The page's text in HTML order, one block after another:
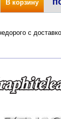
В корзину
с